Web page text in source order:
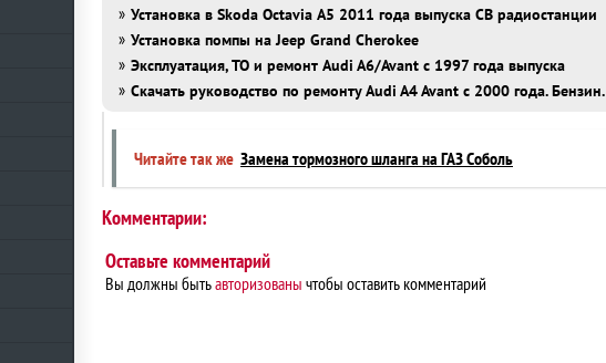
» Установка в Skoda Octavia А5 2011 года выпуска CB радиостанции
» Установка помпы на Jeep Grand Cherokee
» Эксплуатация, ТО и ремонт Audi A6/Avant с 1997 года выпуска
» Скачать руководство по ремонту Audi A4 Avant с 2000 года. Бензин.
Читайте так же Замена тормозного шланга на ГАЗ Соболь
Комментарии:
Оставьте комментарий
Вы должны бытьавторизованы чтобы оставить комментарий